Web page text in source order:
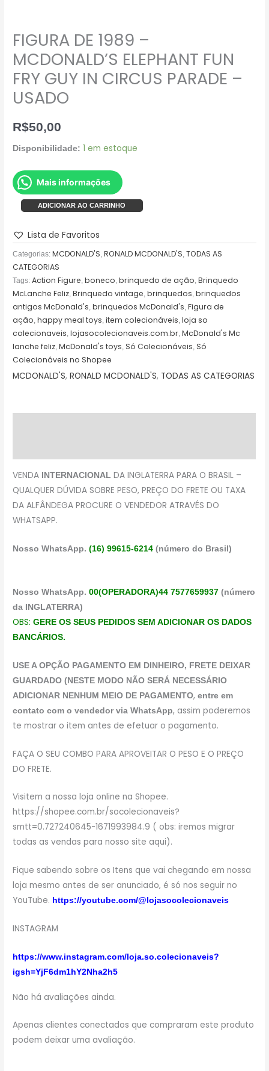
FIGURA DE 1989 –
MCDONALD’S ELEPHANT FUN
FRY GUY IN CIRCUS PARADE –
USADO
R$50,00
Disponibilidade: 1 em estoque
Mais informações
ADICIONAR AO CARRINHO
Lista de Favoritos
Categorias:MCDONALD'S ,RONALD MCDONALD'S ,TODAS AS
CATEGORIAS
Tags: Action Figure ,boneco ,brinquedo de ação ,Brinquedo
McLanche Feliz ,Brinquedo vintage ,brinquedos ,brinquedos
antigos McDonald's ,brinquedos McDonald's ,Figura de
ação ,happy meal toys ,item colecionáveis ,loja so
colecionaveis ,lojasocolecionaveis.com.br ,McDonald's Mc
lanche feliz ,McDonald's toys ,Só Colecionáveis ,Só
Colecionáveis no Shopee
MCDONALD'S,RONALD MCDONALD'S, TODAS AS CATEGORIAS
VENDA INTERNACIONAL DA INGLATERRA PARA O BRASIL –
QUALQUER DÚVIDA SOBRE PESO, PREÇO DO FRETE OU TAXA
DA ALFÂNDEGA PROCURE O VENDEDOR ATRAVÉS DO
WHATSAPP.
Nosso WhatsApp.(16) 99615-6214 (número do Brasil)
Nosso WhatsApp.00(OPERADORA)44 7577659937 (número
da INGLATERRA)
OBS:GERE OS SEUS PEDIDOS SEM ADICIONAR OS DADOS
BANCÁRIOS.
USE A OPÇÃO PAGAMENTO EM DINHEIRO, FRETE DEIXAR
GUARDADO (NESTE MODO NÃO SERÁ NECESSÁRIO
ADICIONAR NENHUM MEIO DE PAGAMENTO,entre em
contato com o vendedor via WhatsApp, assim poderemos
te mostrar o item antes de efetuar o pagamento.
FAÇA O SEU COMBO PARA APROVEITAR O PESO E O PREÇO
DO FRETE.
Visitem a nossa loja online na Shopee.
https://shopee.com.br/socolecionaveis?
smtt=0.727240645-1671993984.9 ( obs: iremos migrar
todas as vendas para nosso site aqui).
Fique sabendo sobre os Itens que vai chegando em nossa
loja mesmo antes de ser anunciado, é só nos seguir no
YouTube. https://youtube.com/@lojasocolecionaveis
INSTAGRAM
https://www.instagram.com/loja.so.colecionaveis?
igsh=YjF6dm1hY2Nha2h5
Não há avaliações ainda.
Apenas clientes conectados que compraram este produto
podem deixar uma avaliação.